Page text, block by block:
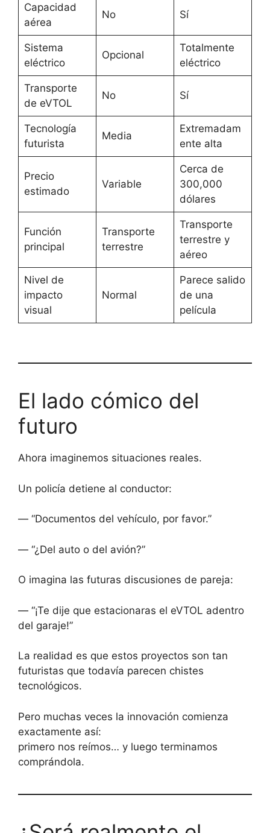
Capacidad
aérea
No Sí
Sistema
eléctrico
Opcional
Totalmente
eléctrico
Transporte
de eVTOL
No Sí
Tecnología
futurista
Media
Extremadam
ente alta
Precio
estimado
Variable
Cerca de
300,000
dólares
Función
principal
Transporte
terrestre
Transporte
terrestre y
aéreo
Nivel de
impacto
visual
Normal
Parece salido
de una
película
El lado cómico del
futuro
Ahora imaginemos situaciones reales.
Un policía detiene al conductor:
— “Documentos del vehículo, por favor.”
— “¿Del auto o del avión?”
O imagina las futuras discusiones de pareja:
— “¡Te dije que estacionaras el eVTOL adentro
del garaje!”
La realidad es que estos proyectos son tan
futuristas que todavía parecen chistes
tecnológicos.
Pero muchas veces la innovación comienza
exactamente así:
primero nos reímos… y luego terminamos
comprándola.